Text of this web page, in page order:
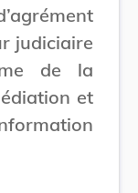
judiciaire
de la
et